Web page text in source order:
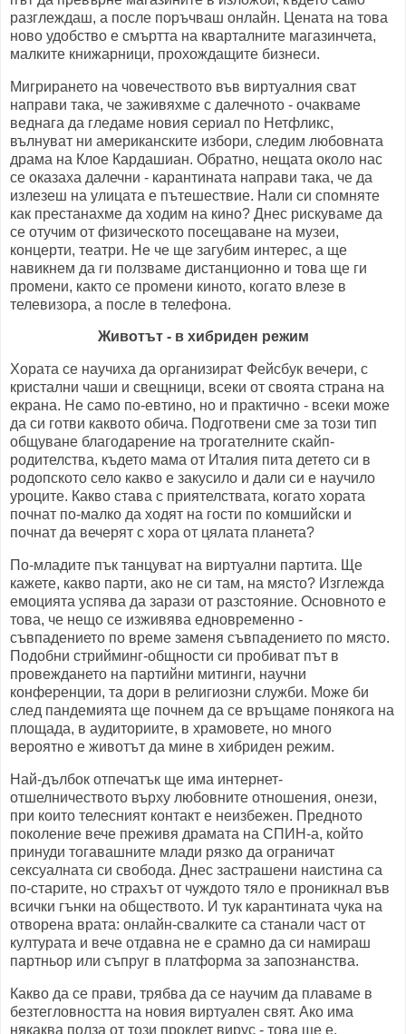
разглеждаш, а после поръчваш онлайн. Цената на това
ново удобство е смъртта на кварталните магазинчета,
малките книжарници, прохождащите бизнеси.
Мигрирането на човечеството във виртуалния сват
направи така, че заживяхме с далечното - очакваме
веднага да гледаме новия сериал по Нетфликс,
вълнуват ни американските избори, следим любовната
драма на Клое Кардашиан. Обратно, нещата около нас
се оказаха далечни - карантината направи така, че да
излезеш на улицата е пътешествие. Нали си спомняте
как престанахме да ходим на кино? Днес рискуваме да
се отучим от физическото посещаване на музеи,
концерти, театри. Не че ще загубим интерес, а ще
навикнем да ги ползваме дистанционно и това ще ги
промени, както се промени киното, когато влезе в
телевизора, а после в телефона.
Животът - в хибриден режим
Хората се научиха да организират Фейсбук вечери, с
кристални чаши и свещници, всеки от своята страна на
екрана. Не само по-евтино, но и практично - всеки може
да си готви каквото обича. Подготвени сме за този тип
общуване благодарение на трогателните скайп-
родителства, където мама от Италия пита детето си в
родопското село какво е закусило и дали си е научило
уроците. Какво става с приятелствата, когато хората
почнат по-малко да ходят на гости по комшийски и
почнат да вечерят с хора от цялата планета?
По-младите пък танцуват на виртуални партита. Ще
кажете, какво парти, ако не си там, на място? Изглежда
емоцията успява да зарази от разстояние. Основното е
това, че нещо се изживява едновременно -
съвпадението по време заменя съвпадението по място.
Подобни стрийминг-общности си пробиват път в
провеждането на партийни митинги, научни
конференции, та дори в религиозни служби. Може би
след пандемията ще почнем да се връщаме понякога на
площада, в аудиториите, в храмовете, но много
вероятно е животът да мине в хибриден режим.
Най-дълбок отпечатък ще има интернет-
отшелничеството върху любовните отношения, онези,
при които телесният контакт е неизбежен. Предното
поколение вече преживя драмата на СПИН-а, който
принуди тогавашните млади рязко да ограничат
сексуалната си свобода. Днес застрашени наистина са
по-старите, но страхът от чуждото тяло е проникнал във
всички гънки на обществото. И тук карантината чука на
отворена врата: онлайн-свалките са станали част от
културата и вече отдавна не е срамно да си намираш
партньор или съпруг в платформа за запознанства.
Какво да се прави, трябва да се научим да плаваме в
безтегловността на новия виртуален свят. Ако има
някаква полза от този проклет вирус - това ще е.